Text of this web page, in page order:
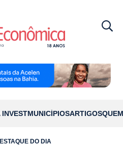
INVESTMUNICÍPIOSARTIGOS
DO DIA